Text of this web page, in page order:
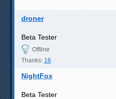
droner
Beta Tester
Offline
Thanks: 16
NightFox
Beta Tester